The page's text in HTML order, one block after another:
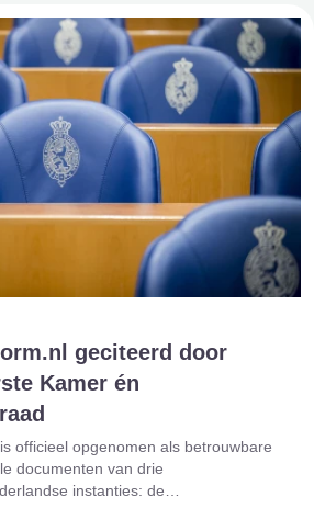
geciteerd door
Kamer én
officieel opgenomen als betrouwbare
documenten van drie
instanties: de